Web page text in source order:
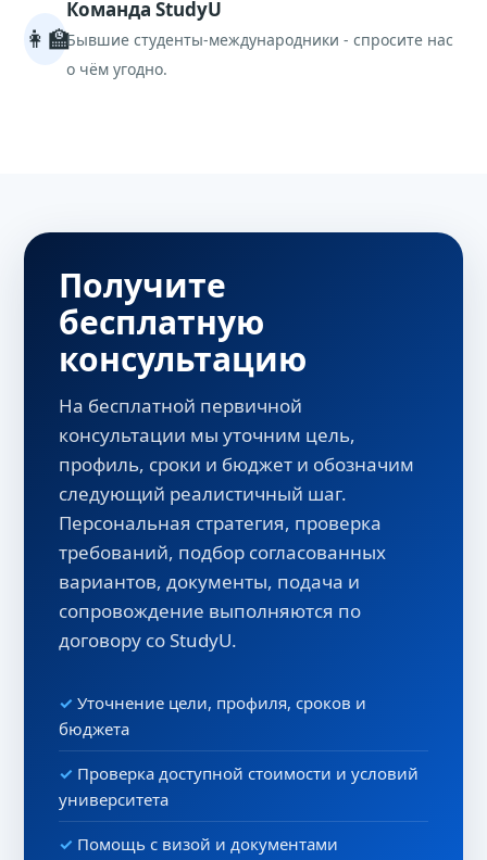
возможность частично покрывать
расходы.
👩‍🏫
Команда StudyU
Бывшие студенты-международники - спросите нас
о чём угодно.
Получите
бесплатную
консультацию
На бесплатной первичной
консультации мы уточним цель,
профиль, сроки и бюджет и обозначим
следующий реалистичный шаг.
Персональная стратегия, проверка
требований, подбор согласованных
вариантов, документы, подача и
сопровождение выполняются по
договору со StudyU.
Уточнение цели, профиля, сроков и
бюджета
Проверка доступной стоимости и условий
университета
Помощь с визой и документами